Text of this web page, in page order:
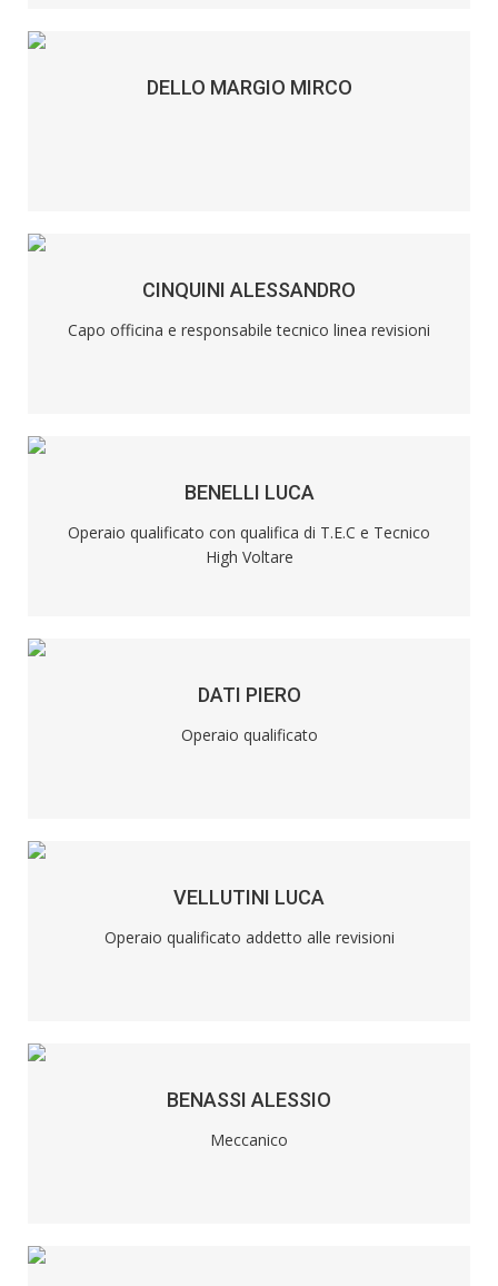
DELLO MARGIO MIRCO
CINQUINI ALESSANDRO
Capo officina e responsabile tecnico linea revisioni
BENELLI LUCA
Operaio qualificato con qualifica di T.E.C e Tecnico
High Voltare
DATI PIERO
Operaio qualificato
VELLUTINI LUCA
Operaio qualificato addetto alle revisioni
BENASSI ALESSIO
Meccanico